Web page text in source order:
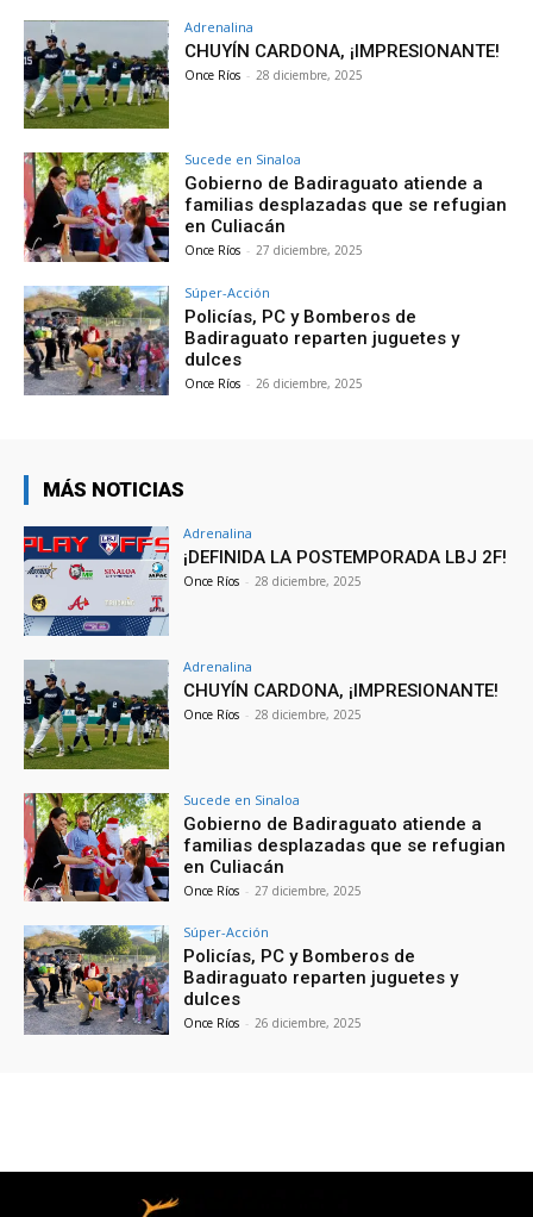
Adrenalina
CHUYÍN CARDONA, ¡IMPRESIONANTE!
Once Ríos - 28 diciembre, 2025
Sucede en Sinaloa
Gobierno de Badiraguato atiende a
familias desplazadas que se refugian
en Culiacán
Once Ríos - 27 diciembre, 2025
Súper-Acción
Policías, PC y Bomberos de
Badiraguato reparten juguetes y
dulces
Once Ríos - 26 diciembre, 2025
MÁS NOTICIAS
Adrenalina
¡DEFINIDA LA POSTEMPORADA LBJ 2F!
Once Ríos - 28 diciembre, 2025
Adrenalina
CHUYÍN CARDONA, ¡IMPRESIONANTE!
Once Ríos - 28 diciembre, 2025
Sucede en Sinaloa
Gobierno de Badiraguato atiende a
familias desplazadas que se refugian
en Culiacán
Once Ríos - 27 diciembre, 2025
Súper-Acción
Policías, PC y Bomberos de
Badiraguato reparten juguetes y
dulces
Once Ríos - 26 diciembre, 2025